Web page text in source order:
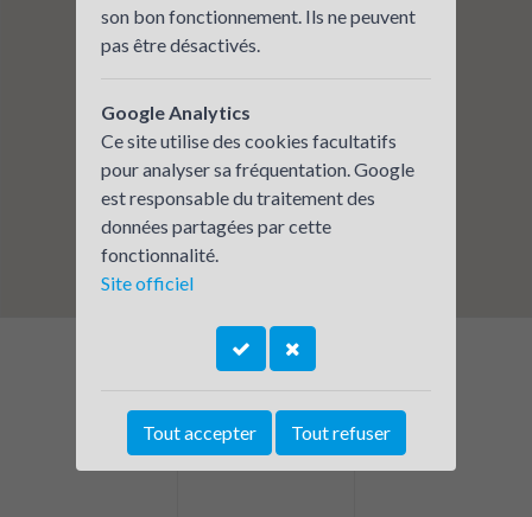
son bon fonctionnement. Ils ne peuvent
pas être désactivés.
Google Analytics
Ce site utilise des cookies facultatifs
pour analyser sa fréquentation. Google
est responsable du traitement des
données partagées par cette
fonctionnalité.
Site officiel
Tout accepter Tout refuser